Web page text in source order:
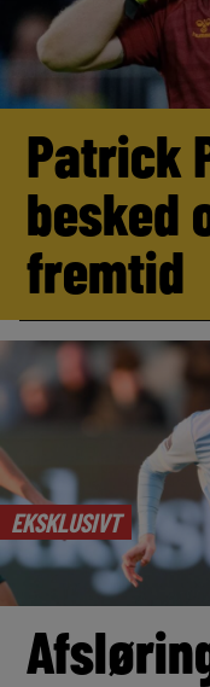
Patrick
besked
fremtid
EKSKLUSIVT